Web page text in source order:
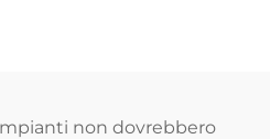
non dovrebbero